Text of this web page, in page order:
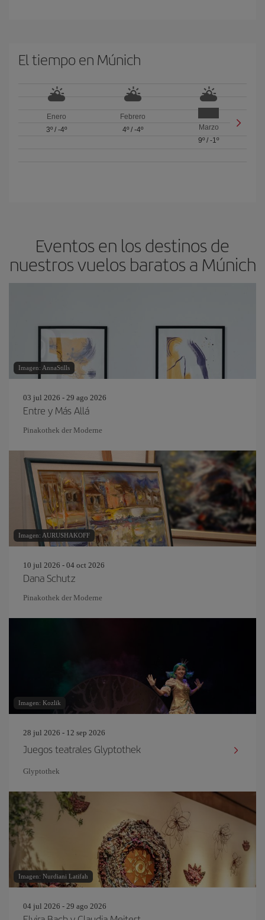
El tiempo en Múnich
Enero
3º/ -4º
Febrero
4º/ -4º
Marzo
9º /-1º
Eventos en los destinos de
nuestros vuelos baratos a Múnich
Imagen: AnnaStills
03 jul 2026 - 29 ago 2026
Entre y Más Allá
Pinakothek der Moderne
Imagen: AURUSHAKOFF
10 jul 2026 - 04 oct 2026
Dana Schutz
Pinakothek der Moderne
Imagen: Kozlik
28 jul 2026 - 12 sep 2026
Juegos teatrales Glyptothek
Glyptothek
Imagen: Nurdiani Latifah
04 jul 2026 - 29 ago 2026